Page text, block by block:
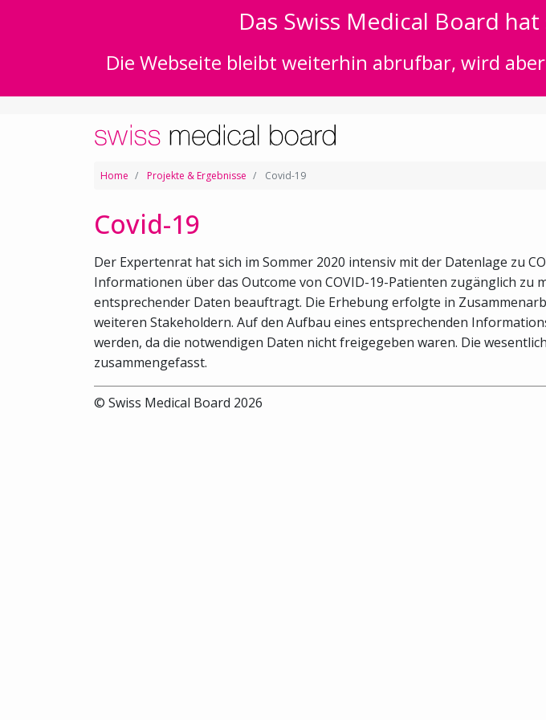
Das Swiss Medical Board
Die Webseite bleibt weiterhin abrufbar, wird
Home Projekte & Ergebnisse Covid-19
Covid-19
Der Expertenrat hat sich im Sommer 2020 intensiv mit der Datenlage zu
Informationen über das Outcome von COVID-19-Patienten zugänglich
entsprechender Daten beauftragt. Die Erhebung erfolgte in
weiteren Stakeholdern. Auf den Aufbau eines entsprechenden
werden, da die notwendigen Daten nicht freigegeben waren. Die
zusammengefasst.
© Swiss Medical Board 2026